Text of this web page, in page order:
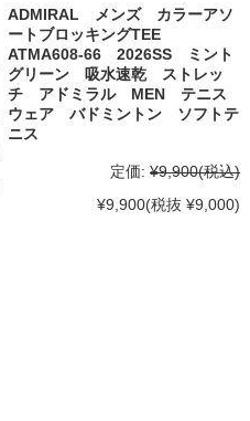
ADMIRAL メンズ カラーアソ
ートブロッキングTEE
ATMA608-66 2026SS ミント
グリーン 吸水速乾 ストレッ
チ アドミラル MEN テニス
ウェア バドミントン ソフトテ
ニス
定価: ¥9,900(税込)
¥9,900(税抜 ¥9,000)